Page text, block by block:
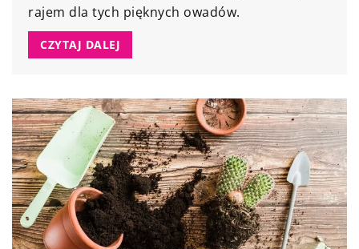
rajem dla tych pięknych owadów.
CZYTAJ DALEJ